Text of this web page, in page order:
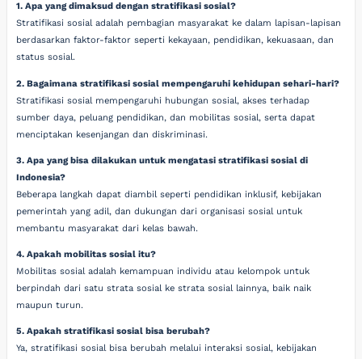
1. Apa yang dimaksud dengan stratifikasi sosial?
Stratifikasi sosial adalah pembagian masyarakat ke dalam lapisan-lapisan
berdasarkan faktor-faktor seperti kekayaan, pendidikan, kekuasaan, dan
status sosial.
2. Bagaimana stratifikasi sosial mempengaruhi kehidupan sehari-hari?
Stratifikasi sosial mempengaruhi hubungan sosial, akses terhadap
sumber daya, peluang pendidikan, dan mobilitas sosial, serta dapat
menciptakan kesenjangan dan diskriminasi.
3. Apa yang bisa dilakukan untuk mengatasi stratifikasi sosial di
Indonesia?
Beberapa langkah dapat diambil seperti pendidikan inklusif, kebijakan
pemerintah yang adil, dan dukungan dari organisasi sosial untuk
membantu masyarakat dari kelas bawah.
4. Apakah mobilitas sosial itu?
Mobilitas sosial adalah kemampuan individu atau kelompok untuk
berpindah dari satu strata sosial ke strata sosial lainnya, baik naik
maupun turun.
5. Apakah stratifikasi sosial bisa berubah?
Ya, stratifikasi sosial bisa berubah melalui interaksi sosial, kebijakan